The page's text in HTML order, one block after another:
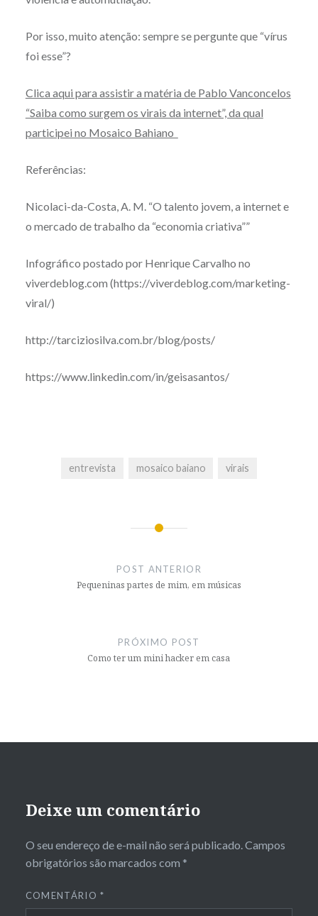
Por isso, muito atenção: sempre se pergunte que “vírus
foi esse”?
Clica aqui para assistir a matéria de Pablo Vanconcelos
“Saiba como surgem os virais da internet”, da qual
participei no Mosaico Bahiano
Referências:
Nicolaci-da-Costa, A. M. “O talento jovem, a internet e
o mercado de trabalho da “economia criativa””
Infográfico postado por Henrique Carvalho no
viverdeblog.com (https://viverdeblog.com/marketing-
viral/)
http://tarciziosilva.com.br/blog/posts/
https://www.linkedin.com/in/geisasantos/
entrevista mosaico baiano virais
POST ANTERIOR
Pequeninas partes de mim, em músicas
PRÓXIMO POST
Como ter um mini hacker em casa
Deixe um comentário
O seu endereço de e-mail não será publicado.Campos
obrigatórios são marcados com *
COMENTÁRIO*